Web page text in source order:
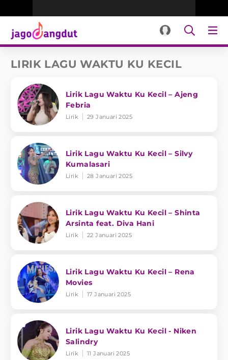
LIRIK LAGU WAKTU KU KECIL
Lirik Lagu Waktu Ku Kecil – Ajeng
Febria
Lirik 29 Januari 2025
Lirik Lagu Waktu Ku Kecil – Silvy
Kumalasari
Lirik 28 Januari 2025
Lirik Lagu Waktu Ku Kecil – Shinta
Arsinta feat. Diva Hani
Lirik 22 Januari 2025
Lirik Lagu Waktu Ku Kecil – Rena
Movies
Lirik 17 Januari 2025
Lirik Lagu Waktu Ku Kecil - Niken
Salindry
Lirik 11 Januari 2025